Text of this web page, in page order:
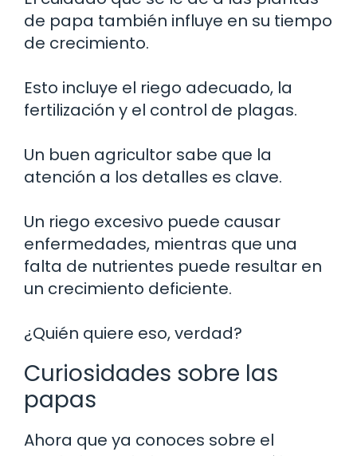
de papa también influye en su tiempo
de crecimiento.
Esto incluye el riego adecuado, la
fertilización y el control de plagas.
Un buen agricultor sabe que la
atención a los detalles es clave.
Un riego excesivo puede causar
enfermedades, mientras que una
falta de nutrientes puede resultar en
un crecimiento deficiente.
¿Quién quiere eso, verdad?
Curiosidades sobre las
papas
Ahora que ya conoces sobre el